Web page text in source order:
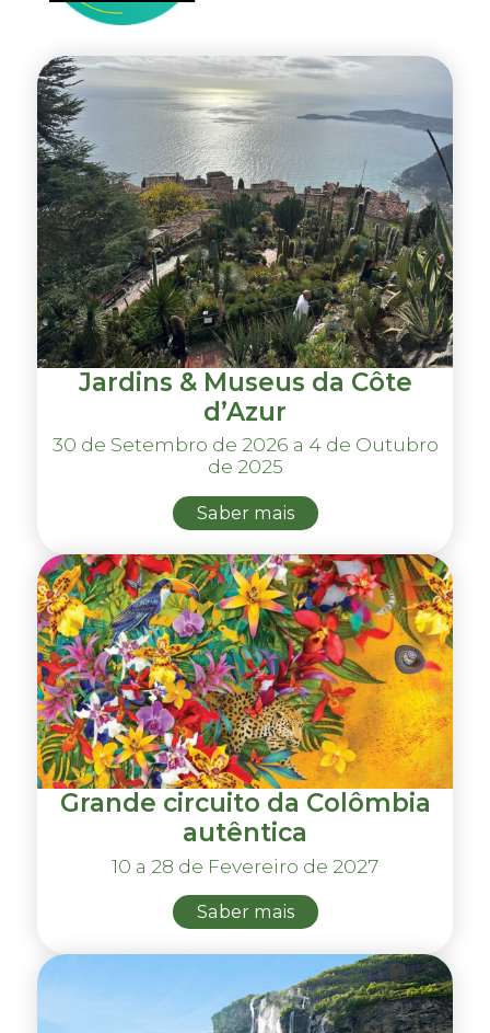
Jardins & Museus da Côte
d’Azur
30 de Setembro de 2026 a 4 de Outubro
de 2025
Saber mais
Grande circuito da Colômbia
autêntica
10 a 28 de Fevereiro de 2027
Saber mais